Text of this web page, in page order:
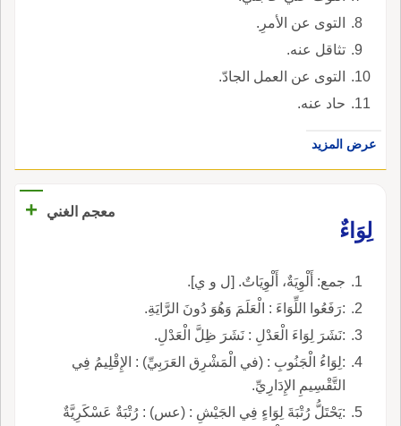
التوى عن الأمرِ.
تثاقل عنه.
التوى عن العمل الجادّ.
حاد عنه.
عرض المزيد
معجم الغني
+
لِوَاءٌ
جمع: أَلْوِيَةٌ، أَلْوِيَاتٌ. [ل و ي].
:رَفَعُوا اللِّوَاءَ : الْعَلَمَ وَهُوَ دُونَ الرَّايَةِ.
:نَشَرَ لِوَاءَ الْعَدْلِ : نَشَرَ ظِلَّ الْعَدْلِ.
:لِوَاءُ الْجَنُوبِ : (في الْمَشْرِق العَرَبِيِّ) : الإِقْلِيمُ فِي
التَّقْسِيمِ الإِدَارِيِّ.
:يَحْتَلُّ رُتْبَةَ لِوَاءٍ فِي الجَيْشِ : (عس) : رُتْبَةٌ عَسْكَرِيَّةٌ